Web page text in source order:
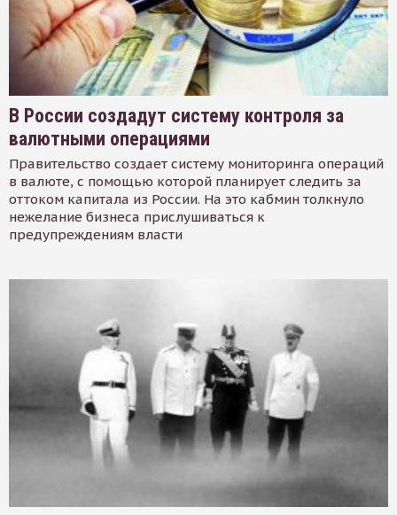
В России создадут систему контроля за
валютными операциями
Правительство создает систему мониторинга операций
в валюте, с помощью которой планирует следить за
оттоком капитала из России. На это кабмин толкнуло
нежелание бизнеса прислушиваться к
предупреждениям власти